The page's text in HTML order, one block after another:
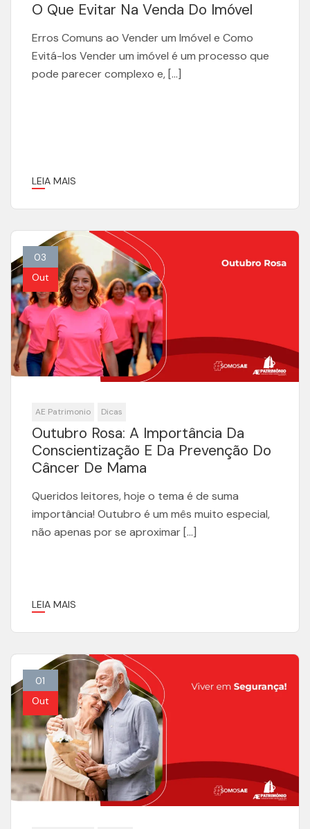
O Que Evitar Na Venda Do Imóvel
Erros Comuns ao Vender um Imóvel e Como
Evitá-los Vender um imóvel é um processo que
pode parecer complexo e, […]
LEIA MAIS
03
Out
AE Patrimonio Dicas
Outubro Rosa: A Importância Da
Conscientização E Da Prevenção Do
Câncer De Mama
Queridos leitores, hoje o tema é de suma
importância! Outubro é um mês muito especial,
não apenas por se aproximar […]
LEIA MAIS
01
Out